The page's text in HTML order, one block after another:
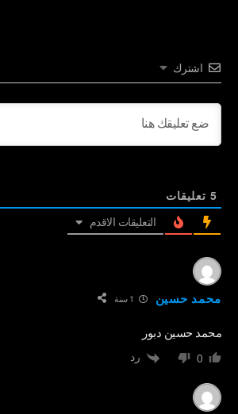
اشترك
5تعليقات
التعليقات الاقدم
محمد حسين
محمد حسين دبور
0 رد